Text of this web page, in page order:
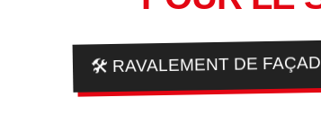
🛠️ RAVALEMENT DE